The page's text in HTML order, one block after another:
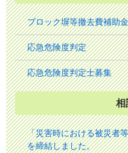
ブロック塀等撤去費補助金
応急危険度判定
応急危険度判定士募集
相
「災害時における被災者
を締結しました。